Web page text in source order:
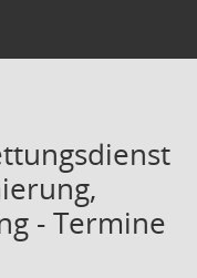
- Termine